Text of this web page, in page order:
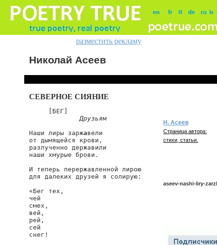
разместить рекламу
Николай Асеев
СЕВЕРНОЕ СИЯНИЕ
     [БЕГ]
Друзьям
Наши лиры заржавели
от дымящейся крови,
разлученно державили
наши хмурые брови.
И теперь перержавленной лирою
для далеких друзей я солирую:
«Бег тех,
чей
смех,
вей,
рей,
сей
снег!
Н. Асеев
Страница автора:
стихи, статьи.
aseev-nashi-liry-